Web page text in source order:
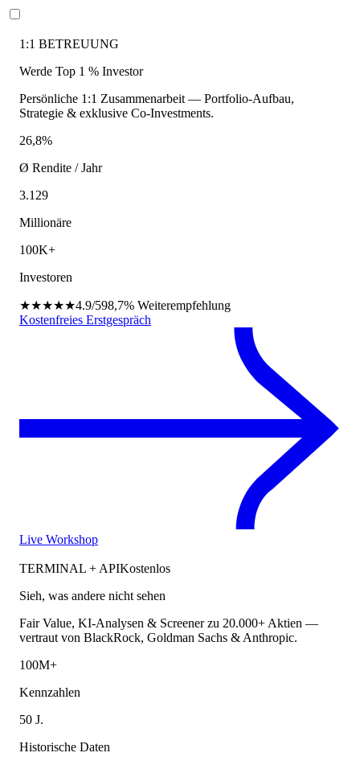
1:1 BETREUUNG
Werde Top 1 % Investor
Persönliche 1:1 Zusammenarbeit — Portfolio-Aufbau,
Strategie & exklusive Co-Investments.
26,8%
Ø Rendite / Jahr
3.129
Millionäre
100K+
Investoren
★★★★★4.9/598,7% Weiterempfehlung
Kostenfreies Erstgespräch
Live Workshop
TERMINAL + APIKostenlos
Sieh, was andere nicht sehen
Fair Value, KI-Analysen & Screener zu 20.000+ Aktien —
vertraut von BlackRock, Goldman Sachs & Anthropic.
100M+
Kennzahlen
50 J.
Historische Daten